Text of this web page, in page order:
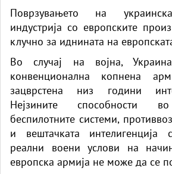
Поврзувањето на
индустрија со европските
клучно за иднината на
Во случај на војна,
конвенционална копнена
зацврстена низ години
Нејзините способности
беспилотните системи,
и вештачката интелигенција
реални воени услови на
европска армија не може да се